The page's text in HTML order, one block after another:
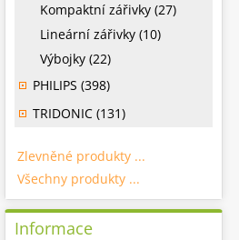
Kompaktní zářivky (27)
Lineární zářivky (10)
Výbojky (22)
PHILIPS (398)
TRIDONIC (131)
Zlevněné produkty ...
Všechny produkty ...
Informace